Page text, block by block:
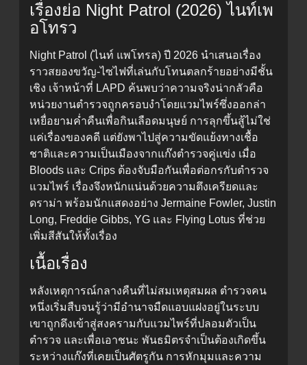
เรื่องย่อ Night Patrol (2026) ไนท์เพ
อโทรว
Night Patrol (ไนท์ แพโทรล) ปี 2026 นำเสนอเรื่อง
ราวสยองขวัญ-ไซไฟที่เล่นกับโทนตลกร้ายอย่างมีชั้น
เชิง เจ้าหน้าที่ LAPD ค้นพบว่าความจริงน่ากลัวคือ
หน่วยงานตำรวจถูกครอบงำโดยแวมไพร์ซึ่งออกล่า
เหยื่อยามค่ำคืนเพื่อกินเลือดมนุษย์ การลุกขึ้นสู้ไม่ใช่
แค่เรื่องของคดี แต่ยังพาไปสู่ความขัดแย้งทางเชื้อ
ชาติและความเป็นเมืองจากแก๊งตำรวจคู่แข่ง เมื่อ
Bloods และ Crips ต้องจับมือกันเพื่อต่อกรกับตำรวจ
แวมไพร์ เรื่องจึงหนักแน่นด้วยความตึงเครียดและ
ดราม่า พร้อมนักแสดงอย่าง Jermaine Fowler, Justin
Long, Freddie Gibbs, YG และ Flying Lotus ที่ช่วย
เพิ่มสีสันให้ทั้งเรื่อง
เนื้อเรื่อง
หลังเหตุการณ์กลางคืนที่ไม่สมเหตุสมผล ตำรวจคน
หนึ่งเริ่มสืบจนรู้ว่ามีอำนาจมืดแอบแฝงอยู่ในระบบ
เขาถูกดึงเข้าสู่สงครามกับแวมไพร์ที่ปลอมตัวเป็น
ตำรวจ และเพื่อเอาชนะ พันธมิตรจำเป็นต้องเกิดขึ้น
ระหว่างแก๊งที่เคยเป็นศัตรูกัน การหักมุมและความ